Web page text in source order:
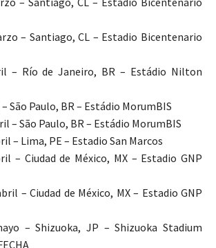
– Santiago, CL – Estadio Bicentenario
– Río de Janeiro, BR – Estádio Nilton
São Paulo, BR – Estádio MorumBIS
– São Paulo, BR – Estádio MorumBIS
– Lima, PE – Estadio San Marcos
– Ciudad de México, MX – Estadio GNP
– Ciudad de México, MX – Estadio GNP
– Shizuoka, JP – Shizuoka Stadium